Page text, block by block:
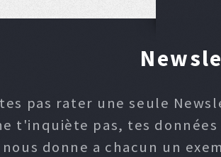
pas rater une seule
t'inquiète pas, tes
donne a chacun un